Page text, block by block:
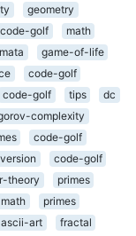
geometry
code-golf
math
game-of-life
code-golf
code-golf tips
dc
complexity
code-golf
code-golf
theory
primes
math
primes
ascii-art
fractal